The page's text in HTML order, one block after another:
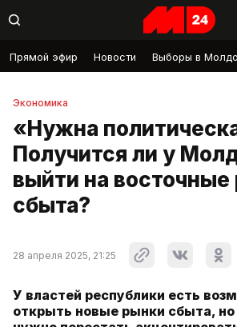
Прямой эфир Новости Выборы в
Экономика
«Нужна
Получится ли у
выйти на восточные
сбыта?
28 апреля 2025, 21:25
У властей республики есть
открыть новые рынки сбыта, но